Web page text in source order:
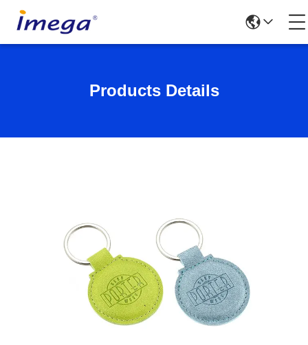
Products Details